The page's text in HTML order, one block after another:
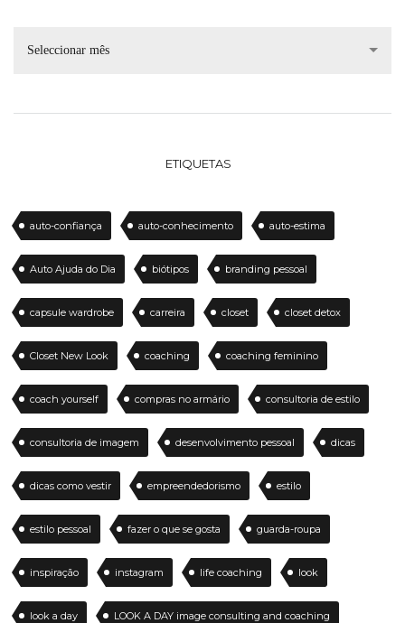
Seleccionar mês
ETIQUETAS
auto-confiança auto-conhecimento auto-estima
Auto Ajuda do Dia biótipos branding pessoal
capsule wardrobe carreira closet closet detox
Closet New Look coaching coaching feminino
coach yourself compras no armário consultoria de estilo
consultoria de imagem desenvolvimento pessoal dicas
dicas como vestir empreendedorismo estilo
estilo pessoal fazer o que se gosta guarda-roupa
inspiração instagram life coaching look
look a day LOOK A DAY image consulting and coaching